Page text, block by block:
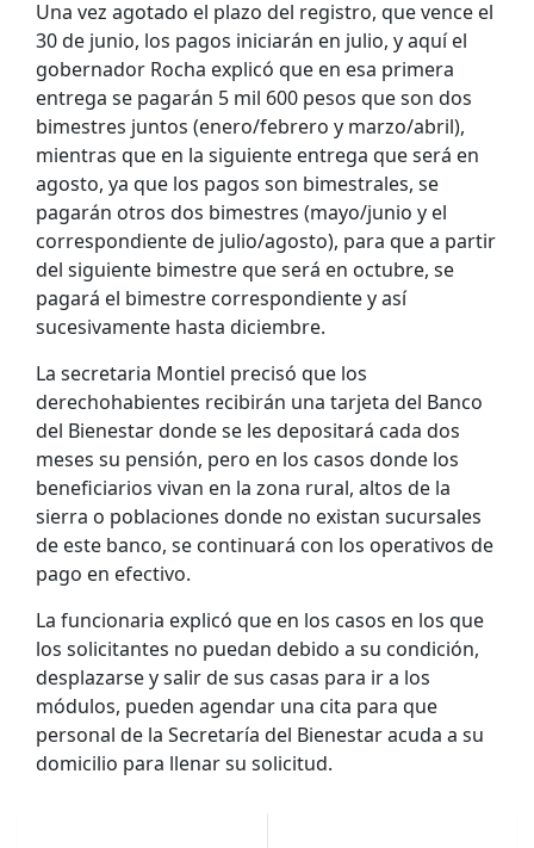
Una vez agotado el plazo del registro, que vence el
30 de junio, los pagos iniciarán en julio, y aquí el
gobernador Rocha explicó que en esa primera
entrega se pagarán 5 mil 600 pesos que son dos
bimestres juntos (enero/febrero y marzo/abril),
mientras que en la siguiente entrega que será en
agosto, ya que los pagos son bimestrales, se
pagarán otros dos bimestres (mayo/junio y el
correspondiente de julio/agosto), para que a partir
del siguiente bimestre que será en octubre, se
pagará el bimestre correspondiente y así
sucesivamente hasta diciembre.
La secretaria Montiel precisó que los
derechohabientes recibirán una tarjeta del Banco
del Bienestar donde se les depositará cada dos
meses su pensión, pero en los casos donde los
beneficiarios vivan en la zona rural, altos de la
sierra o poblaciones donde no existan sucursales
de este banco, se continuará con los operativos de
pago en efectivo.
La funcionaria explicó que en los casos en los que
los solicitantes no puedan debido a su condición,
desplazarse y salir de sus casas para ir a los
módulos, pueden agendar una cita para que
personal de la Secretaría del Bienestar acuda a su
domicilio para llenar su solicitud.